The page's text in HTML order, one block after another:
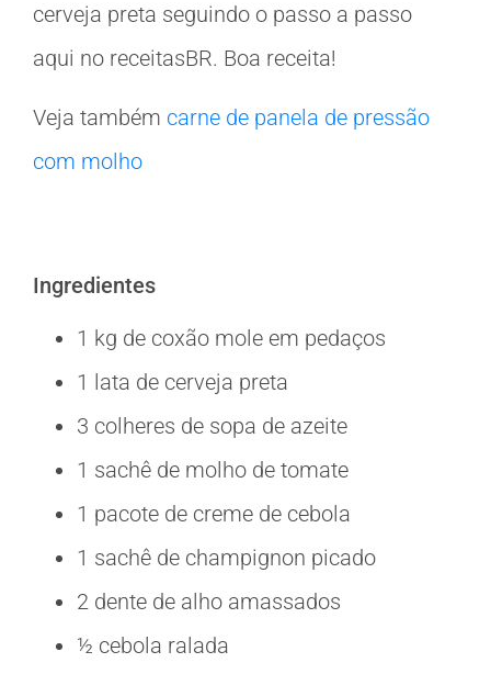
cerveja preta seguindo o passo a passo
aqui no receitasBR. Boa receita!
Veja também carne de panela de pressão
com molho
Ingredientes
1 kg de coxão mole em pedaços
1 lata de cerveja preta
3 colheres de sopa de azeite
1 sachê de molho de tomate
1 pacote de creme de cebola
1 sachê de champignon picado
2 dente de alho amassados
½ cebola ralada